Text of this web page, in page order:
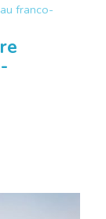
franco-